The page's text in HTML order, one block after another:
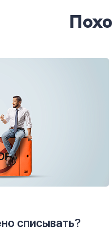
списывать?